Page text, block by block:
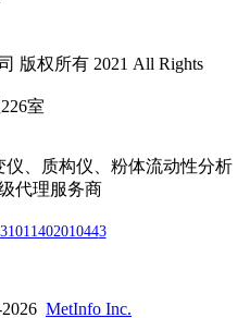
版权所有 2021 All Rights
室
、质构仪、粉体流动性分析
代理服务商
3
MetInfo Inc.